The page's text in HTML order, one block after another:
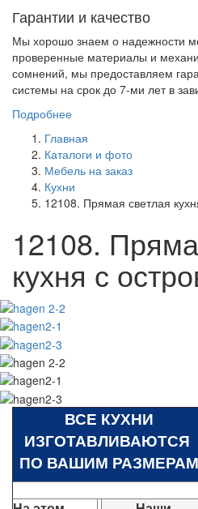
Гарантии и качество
Мы хорошо знаем о надежности
проверенные материалы и
сомнений, мы предоставляем
системы на срок до 7-ми лет в
Подробнее
Главная
Каталоги и фото
Мебель на заказ
Кухни
12108. Прямая светлая
12108.
кухня с
ВСЕ КУХНИ
ИЗГОТАВЛИВАЮТСЯ
ПО ВАШИМ РАЗМЕРАМ